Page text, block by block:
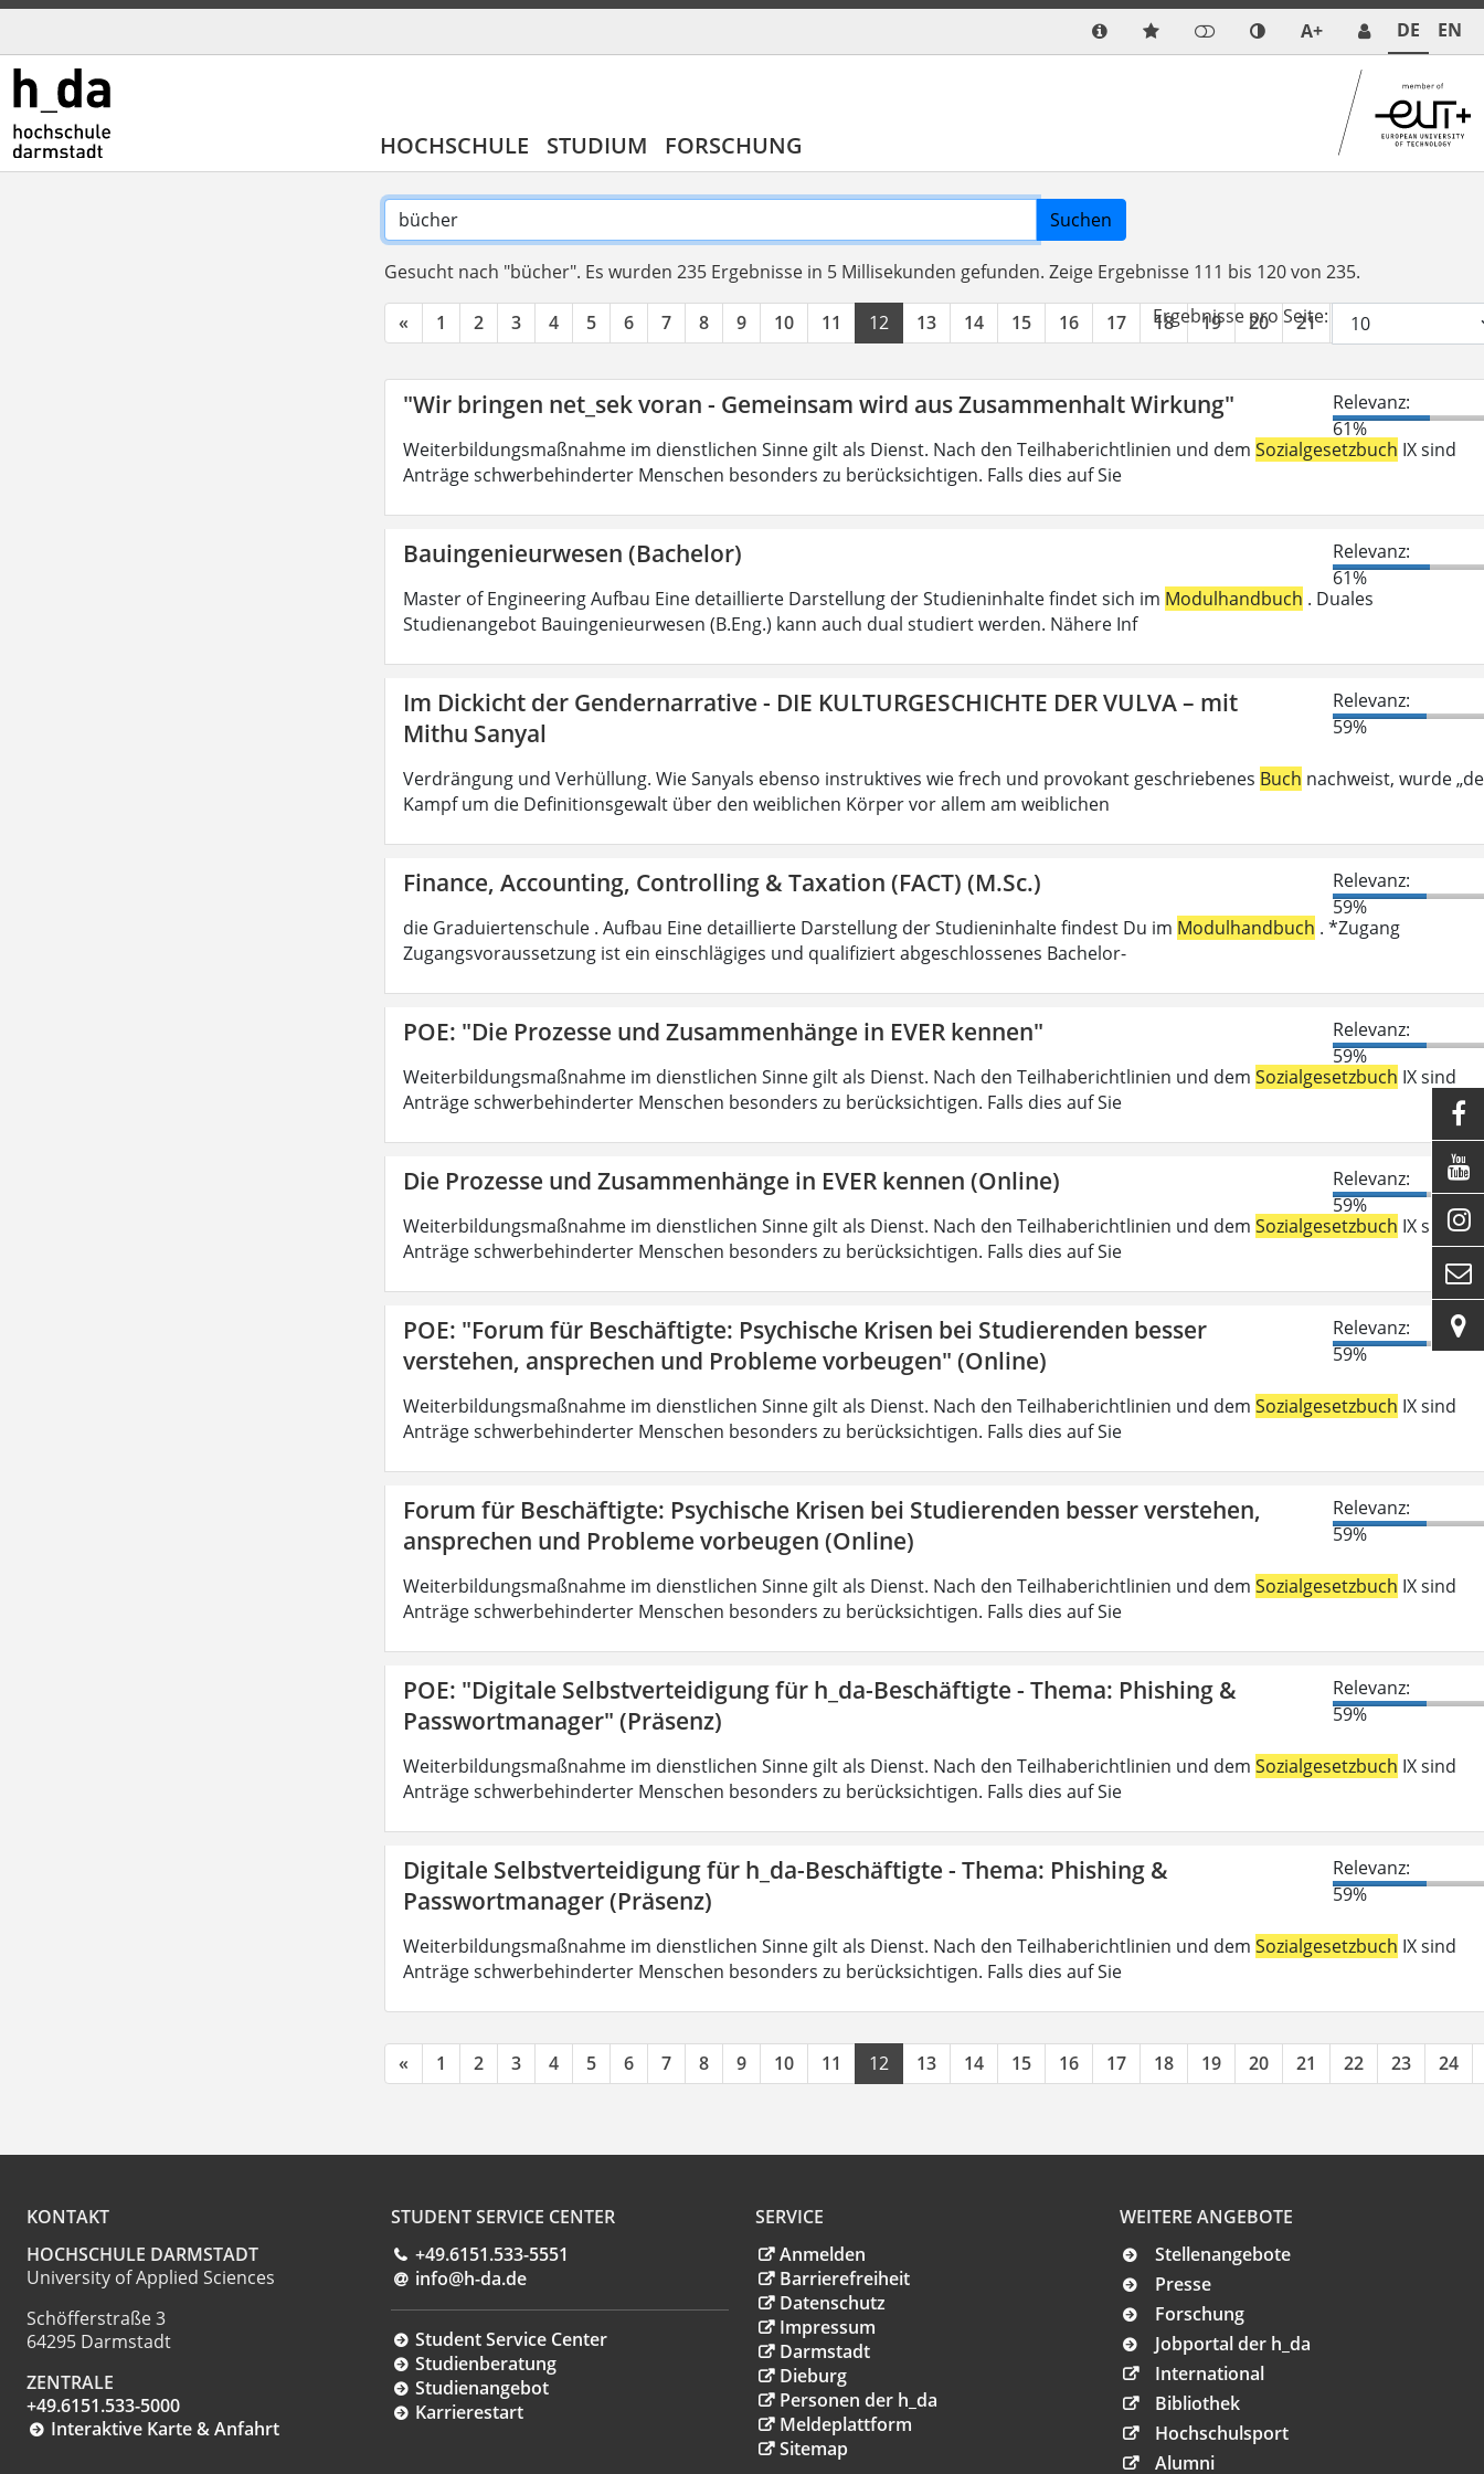
A+ DE EN
HOCHSCHULE STUDIUM FORSCHUNG
Suchen
Gesucht nach "bücher". Es wurden 235 Ergebnisse in 5 Millisekunden gefunden. Zeige Ergebnisse 111 bis 120 von 235.
« 1 2 3 4 5 6 7 8 9 10 11 12 13 14 15 16 17 18 19 20 21 22
Ergebnisse pro Seite:
"Wir bringen net_sek voran - Gemeinsam wird aus Zusammenhalt Wirkung"
Relevanz:
61%
Weiterbildungsmaßnahme im dienstlichen Sinne gilt als Dienst. Nach den Teilhaberichtlinien und dem Sozialgesetzbuch IX sind
Anträge schwerbehinderter Menschen besonders zu berücksichtigen. Falls dies auf Sie
Bauingenieurwesen (Bachelor)
Relevanz:
61%
Master of Engineering Aufbau Eine detaillierte Darstellung der Studieninhalte findet sich im Modulhandbuch . Duales
Studienangebot Bauingenieurwesen (B.Eng.) kann auch dual studiert werden. Nähere Inf
Im Dickicht der Gendernarrative - DIE KULTURGESCHICHTE DER VULVA – mit
Mithu Sanyal
Relevanz:
59%
Verdrängung und Verhüllung. Wie Sanyals ebenso instruktives wie frech und provokant geschriebenes Buch nachweist, wurde
Kampf um die Definitionsgewalt über den weiblichen Körper vor allem am weiblichen
Finance, Accounting, Controlling & Taxation (FACT) (M.Sc.)
Relevanz:
59%
die Graduiertenschule . Aufbau Eine detaillierte Darstellung der Studieninhalte findest Du im Modulhandbuch . *Zugang
Zugangsvoraussetzung ist ein einschlägiges und qualifiziert abgeschlossenes Bachelor-
POE: "Die Prozesse und Zusammenhänge in EVER kennen"
Relevanz:
59%
Weiterbildungsmaßnahme im dienstlichen Sinne gilt als Dienst. Nach den Teilhaberichtlinien und dem Sozialgesetzbuch IX sind
Anträge schwerbehinderter Menschen besonders zu berücksichtigen. Falls dies auf Sie
Die Prozesse und Zusammenhänge in EVER kennen (Online)
Relevanz:
59%
Weiterbildungsmaßnahme im dienstlichen Sinne gilt als Dienst. Nach den Teilhaberichtlinien und dem Sozialgesetzbuch IX sind
Anträge schwerbehinderter Menschen besonders zu berücksichtigen. Falls dies auf Sie
POE: "Forum für Beschäftigte: Psychische Krisen bei Studierenden besser
verstehen, ansprechen und Probleme vorbeugen" (Online)
Relevanz:
59%
Weiterbildungsmaßnahme im dienstlichen Sinne gilt als Dienst. Nach den Teilhaberichtlinien und dem Sozialgesetzbuch IX sind
Anträge schwerbehinderter Menschen besonders zu berücksichtigen. Falls dies auf Sie
Forum für Beschäftigte: Psychische Krisen bei Studierenden besser verstehen,
ansprechen und Probleme vorbeugen (Online)
Relevanz:
59%
Weiterbildungsmaßnahme im dienstlichen Sinne gilt als Dienst. Nach den Teilhaberichtlinien und dem Sozialgesetzbuch IX sind
Anträge schwerbehinderter Menschen besonders zu berücksichtigen. Falls dies auf Sie
POE: "Digitale Selbstverteidigung für h_da-Beschäftigte - Thema: Phishing &
Passwortmanager" (Präsenz)
Relevanz:
59%
Weiterbildungsmaßnahme im dienstlichen Sinne gilt als Dienst. Nach den Teilhaberichtlinien und dem Sozialgesetzbuch IX sind
Anträge schwerbehinderter Menschen besonders zu berücksichtigen. Falls dies auf Sie
Digitale Selbstverteidigung für h_da-Beschäftigte - Thema: Phishing &
Passwortmanager (Präsenz)
Relevanz:
59%
Weiterbildungsmaßnahme im dienstlichen Sinne gilt als Dienst. Nach den Teilhaberichtlinien und dem Sozialgesetzbuch IX sind
Anträge schwerbehinderter Menschen besonders zu berücksichtigen. Falls dies auf Sie
« 1 2 3 4 5 6 7 8 9 10 11 12 13 14 15 16 17 18 19 20 21 22 23 24
KONTAKT
HOCHSCHULE DARMSTADT
University of Applied Sciences
Schöfferstraße 3
64295 Darmstadt
ZENTRALE
+49.6151.533-5000
Interaktive Karte & Anfahrt
STUDENT SERVICE CENTER
+49.6151.533-5551
info@h-da.de
Student Service Center
Studienberatung
Studienangebot
Karrierestart
SERVICE
Anmelden
Barrierefreiheit
Datenschutz
Impressum
Darmstadt
Dieburg
Personen der h_da
Meldeplattform
Sitemap
WEITERE ANGEBOTE
Stellenangebote
Presse
Forschung
Jobportal der h_da
International
Bibliothek
Hochschulsport
Alumni




